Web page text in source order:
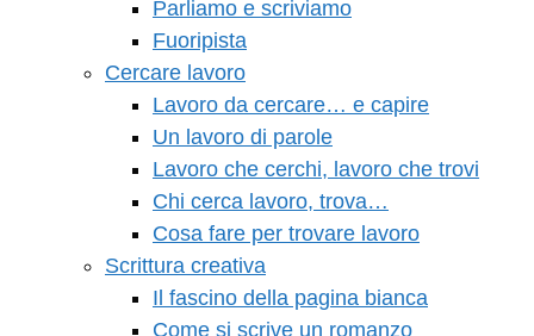
Parliamo e scriviamo
Fuoripista
Cercare lavoro
Lavoro da cercare… e capire
Un lavoro di parole
Lavoro che cerchi, lavoro che trovi
Chi cerca lavoro, trova…
Cosa fare per trovare lavoro
Scrittura creativa
Il fascino della pagina bianca
Come si scrive un romanzo